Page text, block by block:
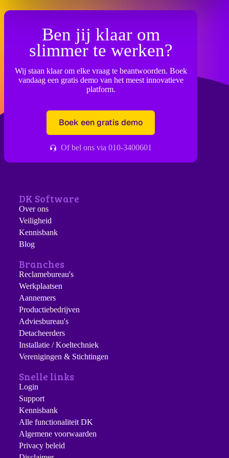
Ben jij klaar om
slimmer te werken?
Wij staan klaar om elke vraag te beantwoorden. Boek
vandaag een gratis demo van het meest innovatieve
platform.
Boek een gratis demo
Of bel ons via 010-3400601
DK Software
Over ons
Veiligheid
Kennisbank
Blog
Branches
Reclamebureau's
Werkplaatsen
Aannemers
Productiebedrijven
Adviesbureau's
Detacheerders
Installatie / Koeltechniek
Verenigingen & Stichtingen
Snelle links
Login
Support
Kennisbank
Alle functionaliteit DK
Algemene voorwaarden
Privacy beleid